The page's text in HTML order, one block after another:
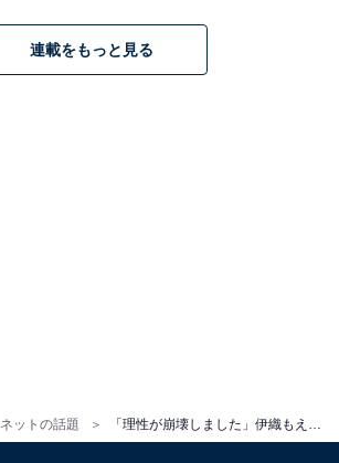
ネットの話題
連載をもっと見る